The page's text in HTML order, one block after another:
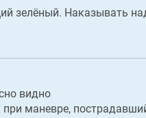
зелёный. Наказывать
видно
маневре,